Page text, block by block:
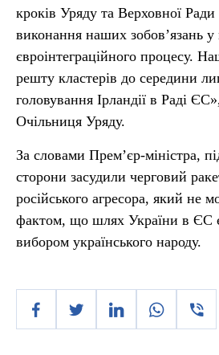
кроків Уряду та Верховної Ради
виконання наших зобов’язань
євроінтеграційного процесу.
решту кластерів до середини
головування Ірландії в Раді
Очільниця Уряду.
За словами Премʼєр-міністра,
сторони засудили черговий
російського агресора, який не
фактом, що шлях України в ЄС
вибором українського народу.